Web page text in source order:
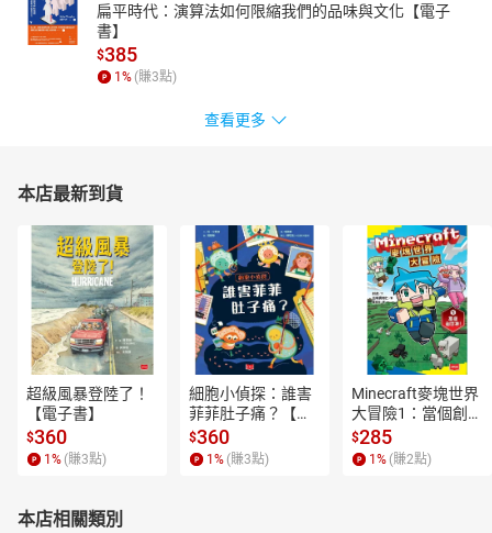
扁平時代：演算法如何限縮我們的品味與文化【電子
書】
$385
1% (賺3點)
查看更多
本店最新到貨
超級風暴登陸了！
【電子書】
$360
1 % (賺3點)
細胞小偵探：誰害
菲菲肚子痛？【電
子書】
$360
1 % (賺3點)
Minecraft麥塊世界
大冒險1：當個創世
神！【電子書】
$285
1 % (賺2點)
本店相關類別